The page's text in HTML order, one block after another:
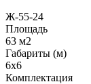
Ж-55-24
Площадь
63 м2
Габариты (м)
6x6
Комплектация